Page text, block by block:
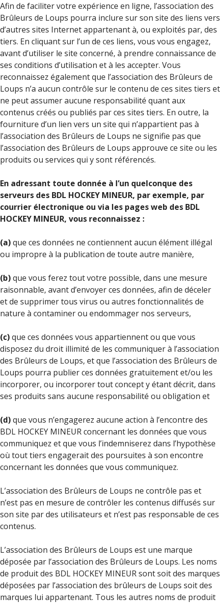
Afin de faciliter votre expérience en ligne, l’association des
Brûleurs de Loups pourra inclure sur son site des liens vers
d’autres sites Internet appartenant à, ou exploités par, des
tiers. En cliquant sur l’un de ces liens, vous vous engagez,
avant d’utiliser le site concerné, à prendre connaissance de
ses conditions d’utilisation et à les accepter. Vous
reconnaissez également que l’association des Brûleurs de
Loups n’a aucun contrôle sur le contenu de ces sites tiers et
ne peut assumer aucune responsabilité quant aux
contenus créés ou publiés par ces sites tiers. En outre, la
fourniture d’un lien vers un site qui n’appartient pas à
l’association des Brûleurs de Loups ne signifie pas que
l’association des Brûleurs de Loups approuve ce site ou les
produits ou services qui y sont référencés.
En adressant toute donnée à l’un quelconque des
serveurs des BDL HOCKEY MINEUR, par exemple, par
courrier électronique ou via les pages web des BDL
HOCKEY MINEUR, vous reconnaissez :
(a)que ces données ne contiennent aucun élément illégal
ou impropre à la publication de toute autre manière,
(b)que vous ferez tout votre possible, dans une mesure
raisonnable, avant d’envoyer ces données, afin de déceler
et de supprimer tous virus ou autres fonctionnalités de
nature à contaminer ou endommager nos serveurs,
(c)que ces données vous appartiennent ou que vous
disposez du droit illimité de les communiquer à l’association
des Brûleurs de Loups, et que l’association des Brûleurs de
Loups pourra publier ces données gratuitement et/ou les
incorporer, ou incorporer tout concept y étant décrit, dans
ses produits sans aucune responsabilité ou obligation et
(d)que vous n’engagerez aucune action à l’encontre des
BDL HOCKEY MINEUR concernant les données que vous
communiquez et que vous l’indemniserez dans l’hypothèse
où tout tiers engagerait des poursuites à son encontre
concernant les données que vous communiquez.
L’association des Brûleurs de Loups ne contrôle pas et
n’est pas en mesure de contrôler les contenus diffusés sur
son site par des utilisateurs et n’est pas responsable de ces
contenus.
L’association des Brûleurs de Loups est une marque
déposée par l’association des Brûleurs de Loups. Les noms
de produit des BDL HOCKEY MINEUR sont soit des marques
déposées par l’association des brûleurs de Loups soit des
marques lui appartenant. Tous les autres noms de produit